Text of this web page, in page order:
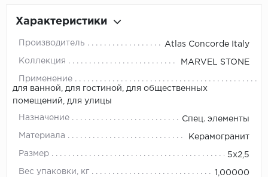
Характеристики
Производитель Atlas Concorde Italy
Коллекция MARVEL STONE
Применение
для ванной, для гостиной, для общественных
помещений, для улицы
Назначение Спец. элементы
Материала Керамогранит
Размер 5x2,5
Вес упаковки, кг 1,00000